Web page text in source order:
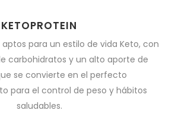
KETOPROTEIN
para un estilo de vida Keto, con
carbohidratos y un alto aporte de
se convierte en el perfecto
para el control de peso y hábitos
saludables.